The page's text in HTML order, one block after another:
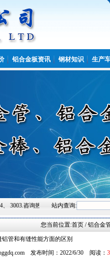
铝合金板资讯 钢材知识 生产
咨询热线:15864931222.
站内查询:
您当前位置:首页 / 铝合金
铝管和有缝性能方面的区别
发布时间：2022/6/30 阅读：